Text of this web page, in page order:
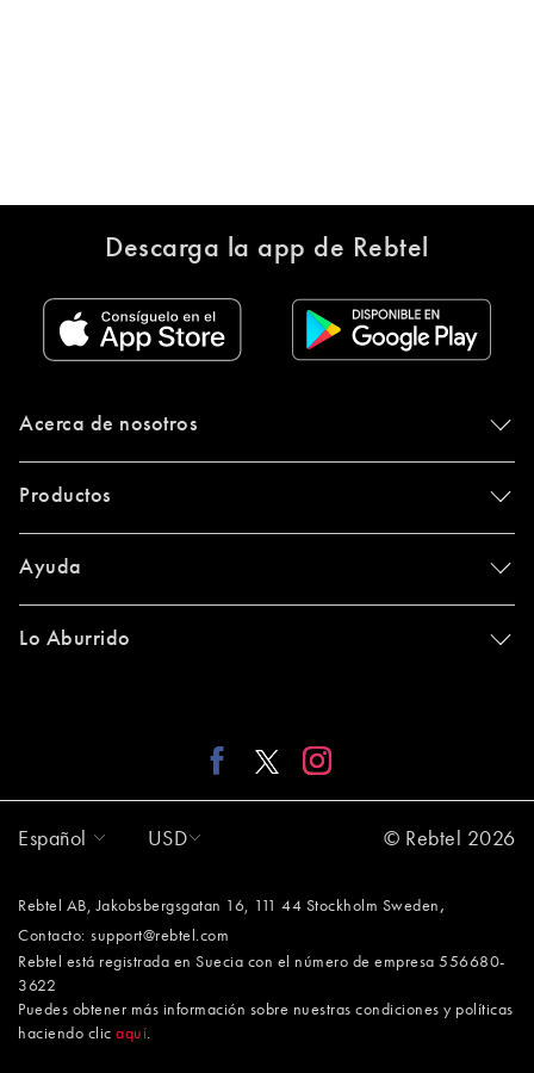
Descarga la app de Rebtel
Acerca de nosotros
Productos
Ayuda
Lo Aburrido
Español USD © Rebtel 2026
Rebtel AB, Jakobsbergsgatan 16, 111 44 Stockholm Sweden ,
Contacto: support@rebtel.com
Rebtel está registrada en Suecia con el número de empresa 556680-
3622
Puedes obtener más información sobre nuestras condiciones y políticas
haciendo clic aquí.